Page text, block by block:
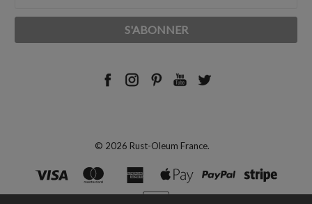
© 2026 Rust-Oleum France.